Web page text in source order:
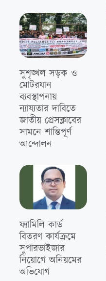
‎সুশৃঙ্খল সড়ক ও
মোটরযান
ব্যবস্থাপনায়
ন্যায্যতার দাবিতে
জাতীয় প্রেসক্লাবের
সামনে শান্তিপূর্ণ
আন্দোলন
ফ্যামিলি কার্ড
বিতরণ কার্যক্রমে
সুপারভাইজার
নিয়োগে অনিয়মের
অভিযোগ